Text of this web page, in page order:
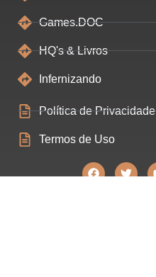
Games.DOC
HQ's & Livros
Infernizando
Política de Privacidade
Termos de Uso